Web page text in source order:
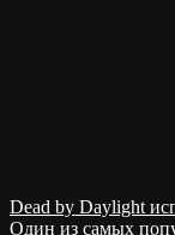
Dead by Daylight
Один из самых